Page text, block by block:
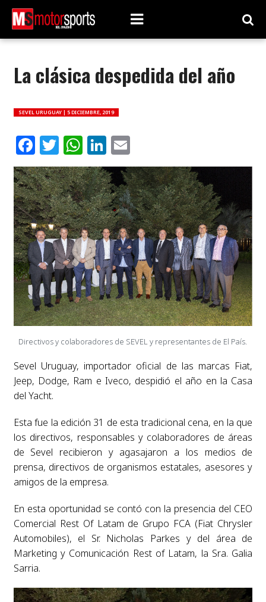
La clásica despedida del año
SEVEL URUGUAY | 5 DICIEMBRE, 2019
Facebook
Twitter
WhatsApp
LinkedIn
Email
Directivos y colaboradores de SEVEL y representantes de El País.
Sevel Uruguay, importador oficial de las marcas Fiat,
Jeep, Dodge, Ram e Iveco, despidió el año en la Casa
del Yacht.
Esta fue la edición 31 de esta tradicional cena, en la que
los directivos, responsables y colaboradores de áreas
de Sevel recibieron y agasajaron a los medios de
prensa, directivos de organismos estatales, asesores y
amigos de la empresa.
En esta oportunidad se contó con la presencia del CEO
Comercial Rest Of Latam de Grupo FCA (Fiat Chrysler
Automobiles), el Sr. Nicholas Parkes y del área de
Marketing y Comunicación Rest of Latam, la Sra. Galia
Sarria.